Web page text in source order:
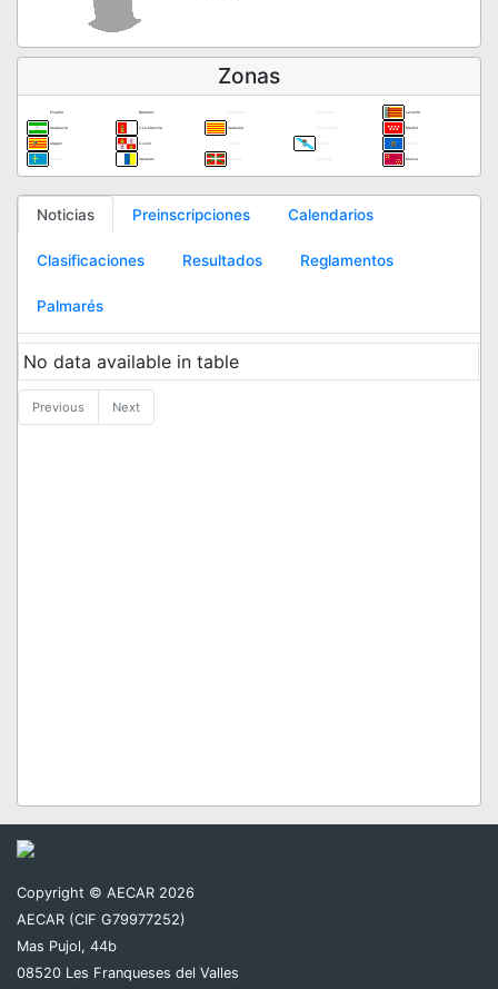
Zonas
España Baleares Levante
Andalucía C.La Mancha Cataluña Madrid
Aragon C.Leon
Canarias Murcia
Noticias Preinscripciones Calendarios
Clasificaciones Resultados Reglamentos
Palmarés
No data available in table
Previous Next
Copyright © AECAR 2026
AECAR (CIF G79977252)
Mas Pujol, 44b
08520 Les Franqueses del Valles